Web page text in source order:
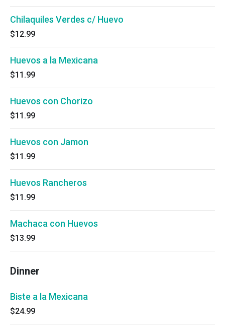
Chilaquiles Verdes c/ Huevo
$12.99
Huevos a la Mexicana
$11.99
Huevos con Chorizo
$11.99
Huevos con Jamon
$11.99
Huevos Rancheros
$11.99
Machaca con Huevos
$13.99
Dinner
Biste a la Mexicana
$24.99